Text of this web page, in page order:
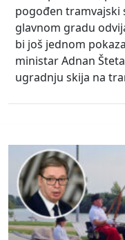
pogođen tramvajski
glavnom gradu
bi još jednom
ministar Adnan
ugradnju skija na